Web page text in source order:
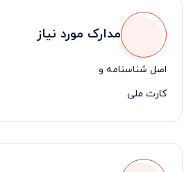
مدارک مورد نیاز
اصل شناسنامه و
کارت ملی